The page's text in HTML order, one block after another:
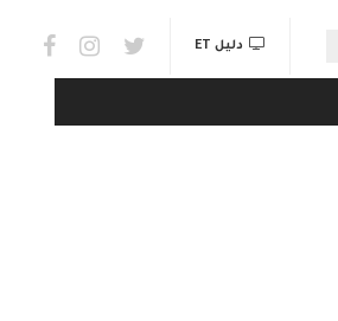
links & Watch
دليل ET